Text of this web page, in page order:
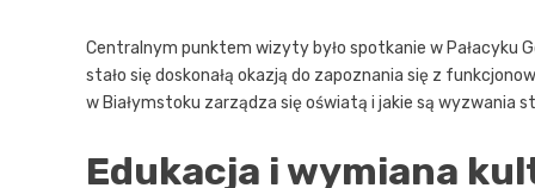
Centralnym punktem wizyty było spotkanie w Pałacyku
stało się doskonałą okazją do zapoznania się z
w Białymstoku zarządza się oświatą i jakie są wyzwania
Edukacja i wymiana